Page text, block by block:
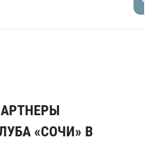
«СОЧИ» В